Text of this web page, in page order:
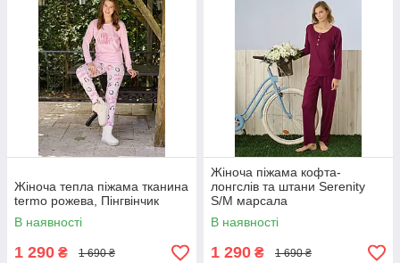
Жіноча тепла піжама тканина
termo рожева, Пінгвінчик
В наявності
1 290 ₴ 1 690 ₴
Жіноча піжама кофта-
лонгслів та штани Serenity
S/M марсала
В наявності
1 290 ₴ 1 690 ₴